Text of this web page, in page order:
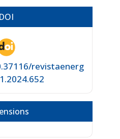
DOI
revistaenerg